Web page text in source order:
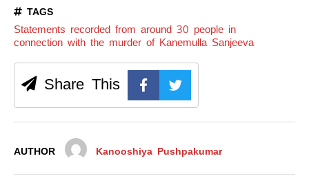
TAGS
Statements recorded from around 30 people in
connection with the murder of Kanemulla Sanjeeva
Share This
AUTHOR Kanooshiya Pushpakumar